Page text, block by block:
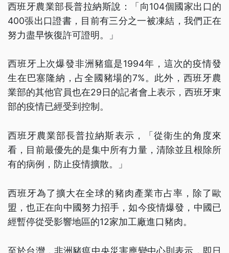
西班牙農業部長普拉納斯說：「向104個國家出口的
400張出口證書，目前有三分之一被凍結，我們正在
努力盡早恢復許可證明。」
西班牙上次爆發非洲豬瘟是1994年，這次的疫情發
生在巴塞隆納，占全國豬場的7%。此外，西班牙農
業部的其他官員也在29日的記者會上表示，西班牙東
部的疫情已經受到控制。
西班牙農業部長普拉納斯表示，「從衛生的角度來
看，目前最優先的是集中所有力量，清除並且根除所
有的病例，防止疫情擴散。」
西班牙為了擴大在全球的豬肉產業市占率，除了歐
盟，也正在向中國努力招手，如今疫情爆發，中國已
經暫停從受影響地區的12家加工廠進口豬肉。
至於台灣，非洲豬瘟中央災害應變中心則表示，即日